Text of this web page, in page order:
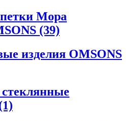
Мора
(39)
изделия OMSONS